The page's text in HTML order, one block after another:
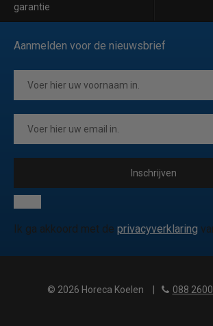
garantie
Aanmelden voor de nieuwsbrief
Inschrijven
Ik ga akkoord met de privacyverklaring
© 2026 Horeca Koelen 088